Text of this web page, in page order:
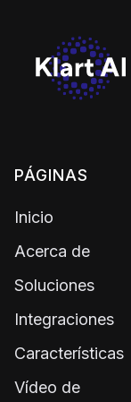
PÁGINAS
Inicio
Acerca de
Soluciones
Integraciones
Características
Vídeo de